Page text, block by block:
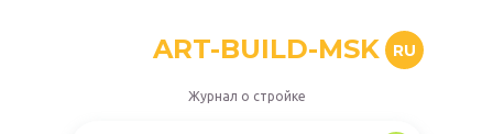
ART-BUILD-MSK RU
Журнал о стройке